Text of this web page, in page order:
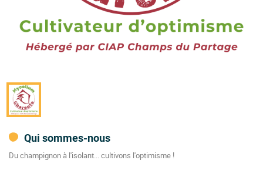
Qui sommes-nous
Du champignon à l'isolant... cultivons l'optimisme !